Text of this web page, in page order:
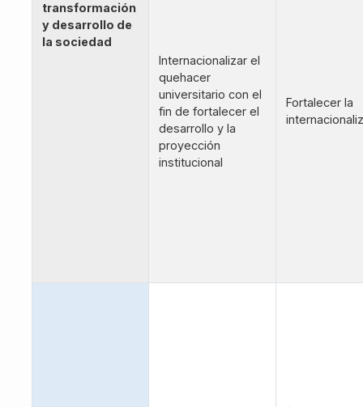
transformación
y desarrollo de
la sociedad
Internacionalizar el
quehacer
universitario con el
fin de fortalecer el
desarrollo y la
proyección
institucional
Fortalecer la